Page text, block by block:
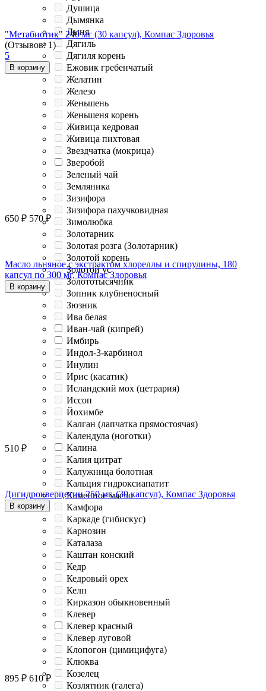
Душица
Дымянка
Дыня
Дягиль
Дягиля корень
Ежовик гребенчатый
Желатин
Железо
Женьшень
Женьшеня корень
Живица кедровая
Живица пихтовая
Звездчатка (мокрица)
Зверобой
Зеленый чай
Земляника
Зизифора
Зизифора пахучковидная
Зимолюбка
Золотарник
Золотая розга (Золотарник)
Золотой корень
Золотой ус
Золототысячник
Зопник клубненосный
Зюзник
Ива белая
Иван-чай (кипрей)
Имбирь
Индол-3-карбинол
Инулин
Ирис (касатик)
Исландский мох (цетрария)
Иссоп
Йохимбе
Калган (лапчатка прямостоячая)
Календула (ноготки)
Калина
Калия цитрат
Калужница болотная
Кальция гидроксиапатит
Каменное масло
Камфора
Каркаде (гибискус)
Карнозин
Каталаза
Каштан конский
Кедр
Кедровый орех
Келп
Кирказон обыкновенный
Клевер
Клевер красный
Клевер луговой
Клопогон (цимицифуга)
Клюква
Козелец
Козлятник (галега)
"Метабиотик" 240 мг (30 капсул), Компас Здоровья
(Отзывов: 1)
5
В корзину
650 ₽ 570 ₽
Масло льняное с экстрактом хлореллы и спирулины, 180
капсул по 300 мг, Компас Здоровья
В корзину
510 ₽
Дигидрокверцетин 250 мг. (30 капсул), Компас Здоровья
В корзину
895 ₽ 610 ₽